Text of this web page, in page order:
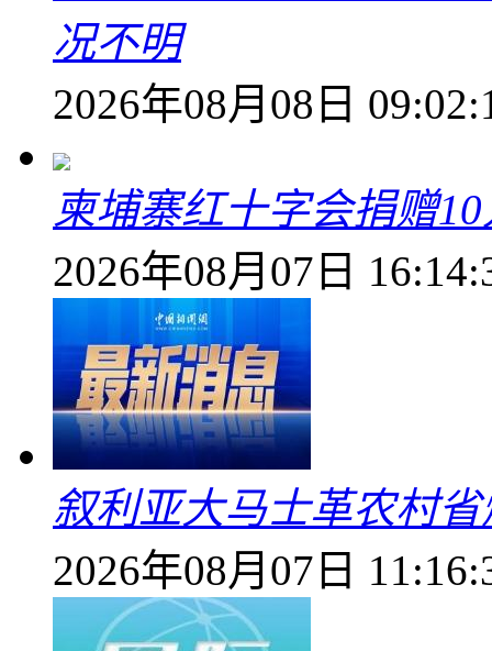
况不明
2026年08月08日
柬埔寨红十字会捐赠
2026年08月07日
叙利亚大马士革农村
2026年08月07日